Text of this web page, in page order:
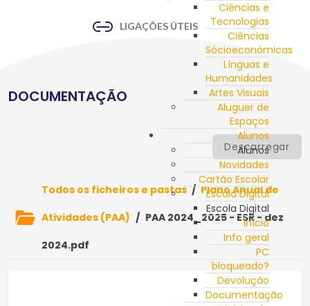
Ciências e
Tecnologias
Ciências
Sócioeconómicas
Línguas e
Humanidades
Artes Visuais
Aluguer de
Espaços
Alunos
Alunos
Novidades
Cartão Escolar
Escola Digital
Escola Digital
Início
Info geral
PC
bloqueado?
Devolução
Documentação
LIGAÇÕES ÚTEIS
DOCUMENTAÇÃO
Descarregar
Todos os ficheiros e pastas / Plano Anual de
Atividades (PAA) / PAA 2024_2025 - ESR - dez
2024.pdf